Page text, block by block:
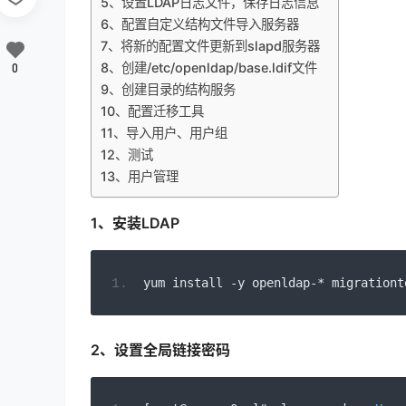
6、配置自定义结构文件导入服务器
7、将新的配置文件更新到slapd服务器
8、创建/etc/openldap/base.ldif文件
9、创建目录的结构服务
10、配置迁移工具
11、导入用户、用户组
12、测试
13、用户管理
1、安装LDAP
yum install -y openldap-*
2、设置全局链接密码
0